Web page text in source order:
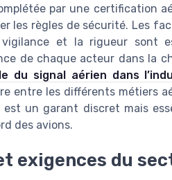
par une certification
les règles de sécurité. Les
et la rigueur sont
de chaque acteur dans la
du signal aérien dans
entre les différents métiers
est un garant discret mais
des avions.
exigences du